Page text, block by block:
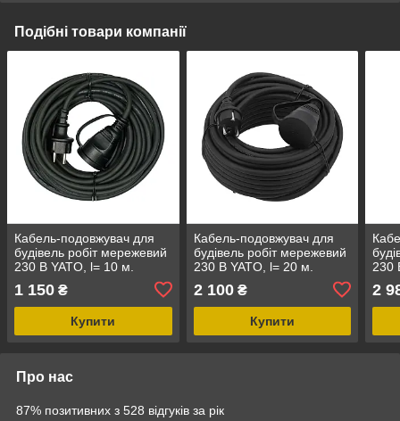
Подібні товари компанії
Кабель-подовжувач для
будівель робіт мережевий
230 В YATO, l= 10 м.
S=1,5 мм²
1 150 ₴
Купити
Кабель-подовжувач для
будівель робіт мережевий
230 В YATO, l= 20 м.
S=1,5 мм²
2 100₴
Купити
230
2
Про нас
87% позитивних з 528 відгуків за рік